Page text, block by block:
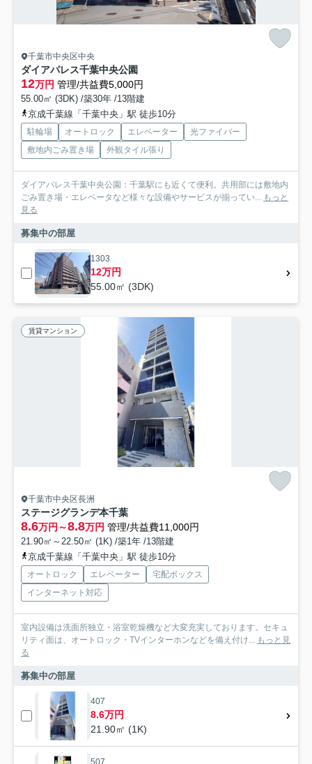
千葉市中央区中央
ダイアパレス千葉中央公園
12万円 管理/共益費5,000円
55.00㎡ (3DK) /築30年 /13階建
京成千葉線「千葉中央」駅 徒歩10分
駐輪場 オートロック エレベーター
光ファイバー
敷地内ごみ置き場
外観タイル張り
ダイアパレス千葉中央公園：千葉駅にも近くて便利。共用部には敷地内
ごみ置き場・エレベータなど様々な設備やサービスが揃ってい... もっと
見る
募集中の部屋
1303
12万円
55.00㎡ (3DK)
賃貸マンション
千葉市中央区長洲
ステージグランデ本千葉
8.6万円～8.8万円 管理/共益費11,000円
21.90㎡～22.50㎡ (1K) /築1年 /13階建
京成千葉線「千葉中央」駅 徒歩10分
オートロック エレベーター
宅配ボックス
インターネット対応
室内設備は洗面所独立・浴室乾燥機など大変充実しております。セキュ
リティ面は、オートロック・TVインターホンなどを備え付け... もっと見
る
募集中の部屋
407
8.6万円
21.90㎡ (1K)